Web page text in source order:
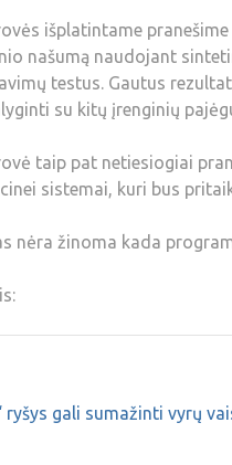
išplatintame
našumą naudojant
testus. Gautus
su kitų įrenginių
taip pat netiesiogiai
sistemai, kuri bus
nėra žinoma kada
ryšys gali sumažinti vyrų